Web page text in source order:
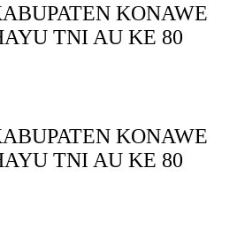
KONAWE
TNI AU KE 80
KONAWE
TNI AU KE 80